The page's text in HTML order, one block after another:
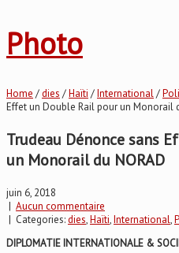
Photo
Home /dies /Haïti /International/
Effet un Double Rail pour un Monorail
Trudeau Dénonce sans
un Monorail du NORAD
juin 6, 2018
| Aucun commentaire
| Categories:dies,Haïti,International,
DIPLOMATIE INTERNATIONALE &